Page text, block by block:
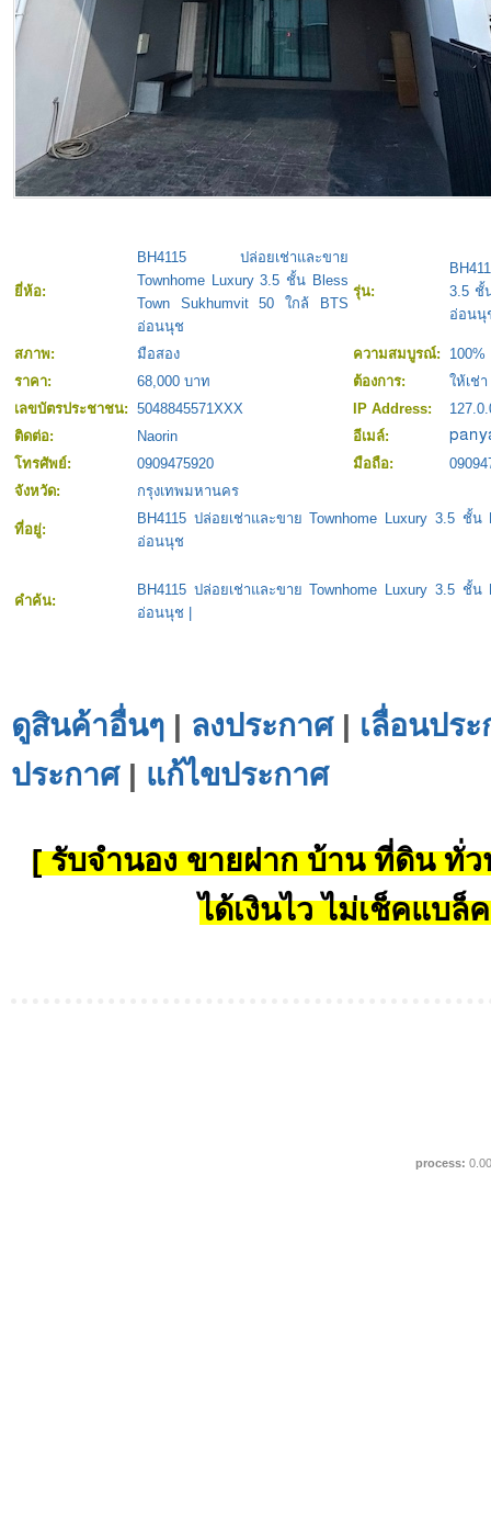
ยี่ห้อ:
BH4115 ปล่อยเช่าและขาย
Townhome Luxury 3.5 ชั้น Bless
Town Sukhumvit 50 ใกล้ BTS
อ่อนนุช
รุ่น:
3.5 ชั้
อ่อนนุ
สภาพ: มือสอง ความสมบูรณ์:
100%
ราคา:
68,000 บาท ต้องการ:
ให้เช่า
เลขบัตรประชาชน: 5048845571XXX IP Address:
ติดต่อ:
Naorin
อีเมล์:
โทรศัพย์:
0909475920 มือถือ:
จังหวัด:
กรุงเทพมหานคร
ที่อยู่:
BH4115 ปล่อยเช่าและขาย Townhome Luxury 3.5 ชั้
อ่อนนุช
คำค้น:
BH4115 ปล่อยเช่าและขาย Townhome Luxury 3.5 ชั้
อ่อนนุช
ดูสินค้าอื่นๆ | ลงประกาศ| เลื่อนปร
ประกาศ| แก้ไขประกาศ
[ รับจำนอง ขายฝาก บ้าน ที่ดิน ทั่ว
ได้เงินไว ไม่เช็คแบล็
process: